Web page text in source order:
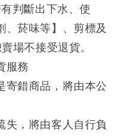
判斷出下水、使
、菸味等】、剪標及
場不接受退貨。
服務
寄錯商品，將由本公
失，將由客人自行負